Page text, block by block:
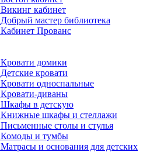
Викинг кабинет
Добрый мастер библиотека
Кабинет Прованс
Кровати домики
Детские кровати
Кровати односпальные
Кровати-диваны
Шкафы в детскую
Книжные шкафы и стеллажи
Письменные столы и стулья
Комоды и тумбы
Матрасы и основания для детских